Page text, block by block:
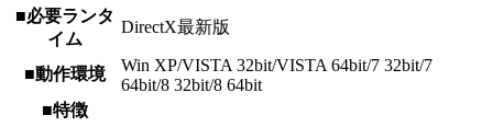
■必要ランタ
イム
DirectX最新版
■動作環境
Win XP/VISTA 32bit/VISTA 64bit/7 32bit/7
64bit/8 32bit/8 64bit
■特徴